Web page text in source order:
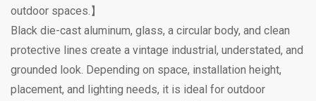
outdoor spaces.】
Black die-cast aluminum, glass, a circular body, and clean
protective lines create a vintage industrial, understated, and
grounded look. Depending on space, installation height,
placement, and lighting needs, it is ideal for outdoor